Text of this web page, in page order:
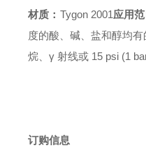
材质： Tygon 2001应用范
度的酸、碱、盐和醇均有
烷、γ 射线或 15 psi (1
订购信息